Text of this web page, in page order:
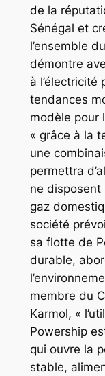
de la
Sénégal et
l’ensemble
démontre
à
tendances
modèle pour
« grâce à la
une
permettra
ne disposent
gaz
société
sa flotte de
durable,
membre du
Karmol, «
Powership
qui ouvre la
stable,